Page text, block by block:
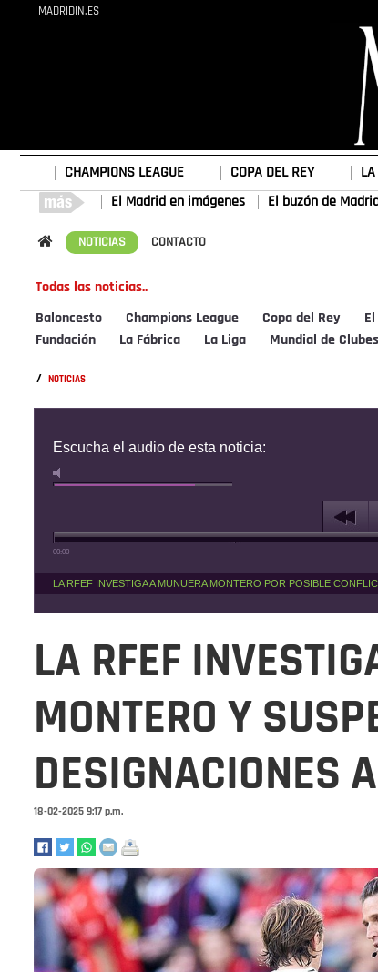
MADRIDIN.ES
CHAMPIONS LEAGUE COPA DEL REY
El Madrid en imágenes El buzón de
NOTICIAS CONTACTO
Todas las noticias..
Baloncesto Champions League Copa del Rey
Fundación
La Fábrica La Liga Mundial de Clubes
/ NOTICIAS
Escucha el audio de esta noticia:
00:00
LA RFEF INVESTIGA A MUNUERA MONTERO POR POSIBLE
LA RFEF
MONTERO Y
DESIGNACIONES
18-02-2025 9:17 p.m.